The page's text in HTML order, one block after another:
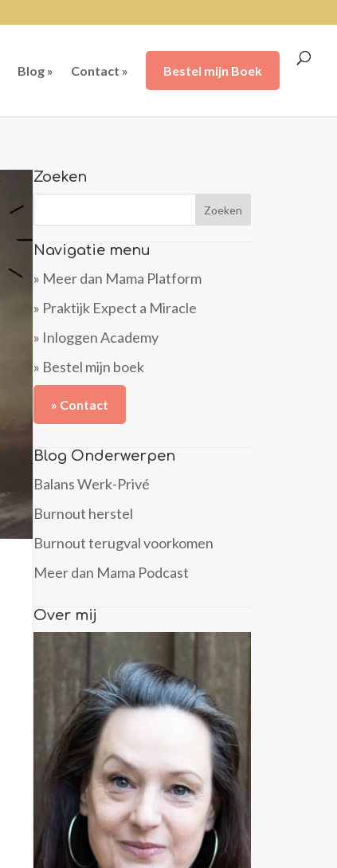
Blog » Contact » Bestel mijn Boek
Zoeken
Navigatie menu
» Meer dan Mama Platform
» Praktijk Expect a Miracle
» Inloggen Academy
» Bestel mijn boek
» Contact
Blog Onderwerpen
Balans Werk-Privé
Burnout herstel
Burnout terugval voorkomen
Meer dan Mama Podcast
Over mij